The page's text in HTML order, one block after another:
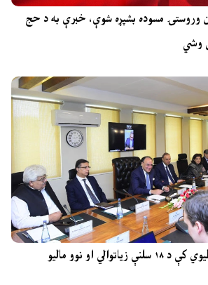
وروستۍ مسوده بشپړه شوې، خبرې به د حج
وشي
آی ایم ایف د پیټرولیم لیوي کې د ۱۸ سلنې زیاتوالي او نوو مالیو